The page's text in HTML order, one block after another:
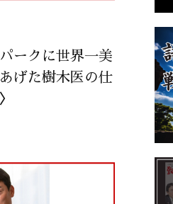
ークに世界一美
げた樹木医の仕